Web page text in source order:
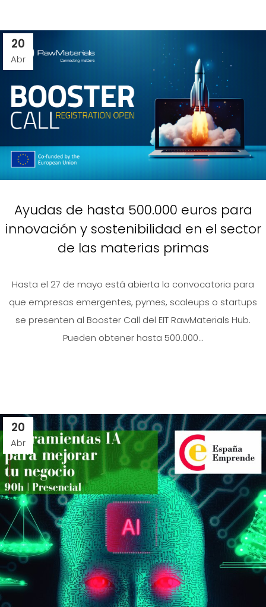
20
Abr
Ayudas de hasta 500.000 euros para
innovación y sostenibilidad en el sector
de las materias primas
Hasta el 27 de mayo está abierta la convocatoria para
que empresas emergentes, pymes, scaleups o startups
se presenten al Booster Call del EIT RawMaterials Hub.
Pueden obtener hasta 500.000...
20
Abr